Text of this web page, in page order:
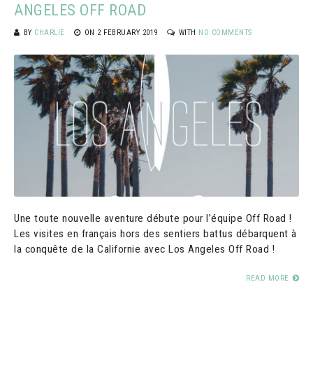
ANGELES OFF ROAD
BY CHARLIE ON 2 FEBRUARY 2019 WITH NO COMMENTS
Une toute nouvelle aventure débute pour l’équipe Off Road !
Les visites en français hors des sentiers battus débarquent à
la conquête de la Californie avec Los Angeles Off Road !
READ MORE